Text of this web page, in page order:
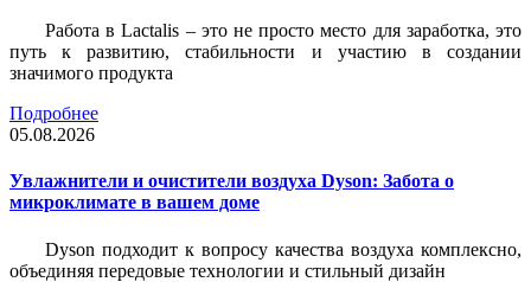
Работа в Lactalis – это не просто место для заработка, это
путь к развитию, стабильности и участию в создании
значимого продукта
Подробнее
05.08.2026
Увлажнители и очистители воздуха Dyson: Забота о
микроклимате в вашем доме
Dyson подходит к вопросу качества воздуха комплексно,
объединяя передовые технологии и стильный дизайн